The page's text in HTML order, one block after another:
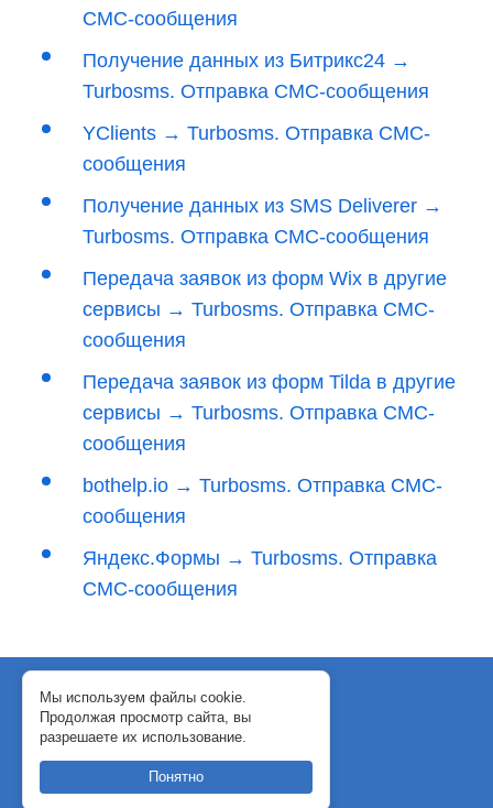
СМС-сообщения
Получение данных из Битрикс24 →
Turbosms. Отправка СМС-сообщения
YClients → Turbosms. Отправка СМС-
сообщения
Получение данных из SMS Deliverer →
Turbosms. Отправка СМС-сообщения
Передача заявок из форм Wix в другие
сервисы → Turbosms. Отправка СМС-
сообщения
Передача заявок из форм Tilda в другие
сервисы → Turbosms. Отправка СМС-
сообщения
bothelp.io → Turbosms. Отправка СМС-
сообщения
Яндекс.Формы → Turbosms. Отправка
СМС-сообщения
© 2018-2024 WebJack
Политика конфиденциальности
Договор-оферта
support@webjack.ru
Мы используем файлы cookie.
Продолжая просмотр сайта, вы
разрешаете их использование.
Понятно